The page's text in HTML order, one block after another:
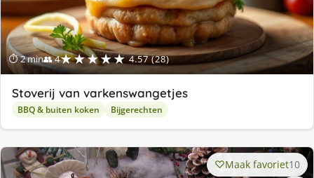
⏱ 2 min👥 4★★★★★ 4.57 (28)
Stoverij van varkenswangetjes
BBQ & buiten koken Bijgerechten
Maak favoriet10